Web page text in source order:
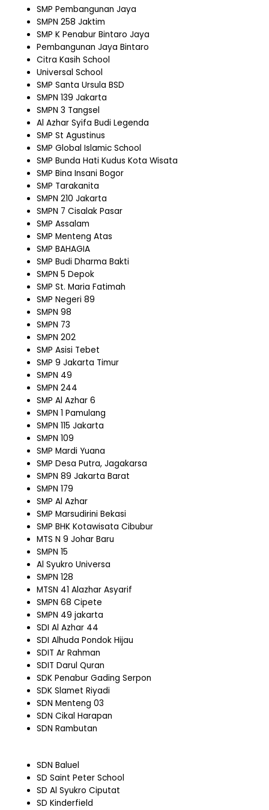
SMP Pembangunan Jaya
SMPN 258 Jaktim
SMP K Penabur Bintaro Jaya
Pembangunan Jaya Bintaro
Citra Kasih School
Universal School
SMP Santa Ursula BSD
SMPN 139 Jakarta
SMPN 3 Tangsel
Al Azhar Syifa Budi Legenda
SMP St Agustinus
SMP Global Islamic School
SMP Bunda Hati Kudus Kota Wisata
SMP Bina Insani Bogor
SMP Tarakanita
SMPN 210 Jakarta
SMPN 7 Cisalak Pasar
SMP Assalam
SMP Menteng Atas
SMP BAHAGIA
SMP Budi Dharma Bakti
SMPN 5 Depok
SMP St. Maria Fatimah
SMP Negeri 89
SMPN 98
SMPN 73
SMPN 202
SMP Asisi Tebet
SMP 9 Jakarta Timur
SMPN 49
SMPN 244
SMP Al Azhar 6
SMPN 1 Pamulang
SMPN 115 Jakarta
SMPN 109
SMP Mardi Yuana
SMP Desa Putra, Jagakarsa
SMPN 89 Jakarta Barat
SMPN 179
SMP Al Azhar
SMP Marsudirini Bekasi
SMP BHK Kotawisata Cibubur
MTS N 9 Johar Baru
SMPN 15
Al Syukro Universa
SMPN 128
MTSN 41 Alazhar Asyarif
SMPN 68 Cipete
SMPN 49 jakarta
SDI Al Azhar 44
SDI Alhuda Pondok Hijau
SDIT Ar Rahman
SDIT Darul Quran
SDK Penabur Gading Serpon
SDK Slamet Riyadi
SDN Menteng 03
SDN Cikal Harapan
SDN Rambutan
SDN Baluel
SD Saint Peter School
SD Al Syukro Ciputat
SD Kinderfield